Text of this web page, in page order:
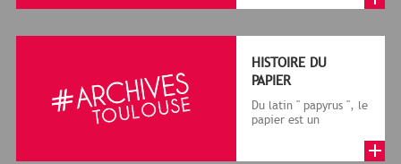
le cadre de la f...
HISTOIRE DU
PAPIER
Du latin " papyrus ", le
papier est un